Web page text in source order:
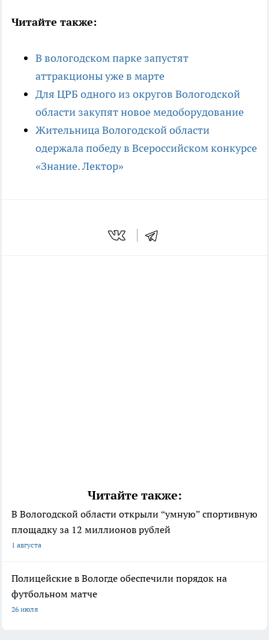
Читайте также:
В вологодском парке запустят
аттракционы уже в марте
Для ЦРБ одного из округов Вологодской
области закупят новое медоборудование
Жительница Вологодской области
одержала победу в Всероссийском конкурсе
«Знание. Лектор»
Читайте также:
В Вологодской области открыли “умную” спортивную
площадку за 12 миллионов рублей
1 августа
Полицейские в Вологде обеспечили порядок на
футбольном матче
26 июля